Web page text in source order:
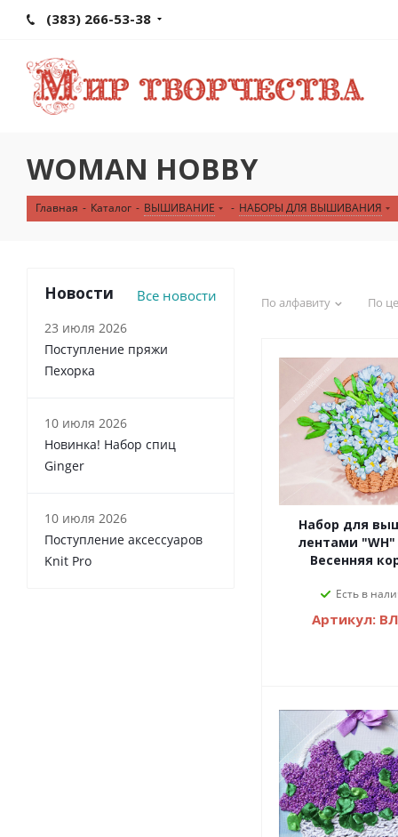
(383) 266-53-38
WOMAN HOBBY
Главная - Каталог - ВЫШИВАНИЕ - НАБОРЫ ДЛЯ ВЫШИВАНИЯ
По алфавиту По
Набор для
лентами "WH"
Весенняя
Есть в
Артикул:
Новости Все новости
23 июля 2026
Поступление пряжи
Пехорка
10 июля 2026
Новинка! Набор спиц
Ginger
10 июля 2026
Поступление аксессуаров
Knit Pro